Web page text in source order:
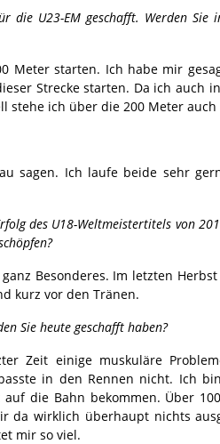
die U23-EM geschafft. Werden Sie
Meter starten. Ich habe mir
Strecke starten. Da ich auch
stehe ich über die 200 Meter
sagen. Ich laufe beide sehr
des U18-Weltmeistertitels von
Besonderes. Im letzten
kurz vor den Tränen.
Sie heute geschafft haben?
Zeit einige muskuläre
in den Rennen nicht. Ich
die Bahn bekommen. Über
da wirklich überhaupt nichts
mir so viel.